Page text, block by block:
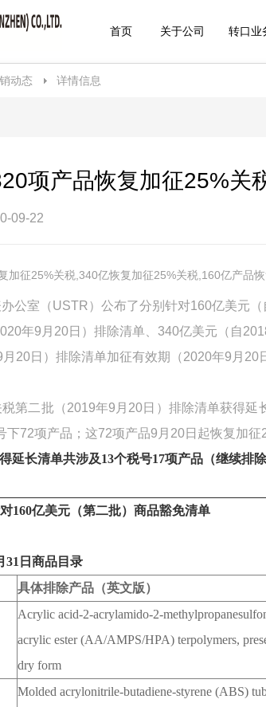
首页 关于公司 转口业
动态 详情信息
项产品恢复加征25%关
09-22
加征25%关税,340亿恢复加征25%关税,160亿产品
公室（USTR）公布了分别针对160亿美元
年9月20日）排除清单、340亿美元（自
20日）排除清单加征有效期（2020年9月20
第二批（2019年9月20日）排除清单获得
下72项产品；这72项产品9月20日起恢复加征
延长清单共涉及13个税号17项产品（继续排除
160亿美元（第二批）商品豁免清单
31 日商品目录
具体排除产品（英文版）
Acrylic acid-2-acrylamido-2-
acrylic ester (AA/AMPS/HPA) terpolymers,
dry form
Molded acrylonitrile-butadiene-styrene (ABS)